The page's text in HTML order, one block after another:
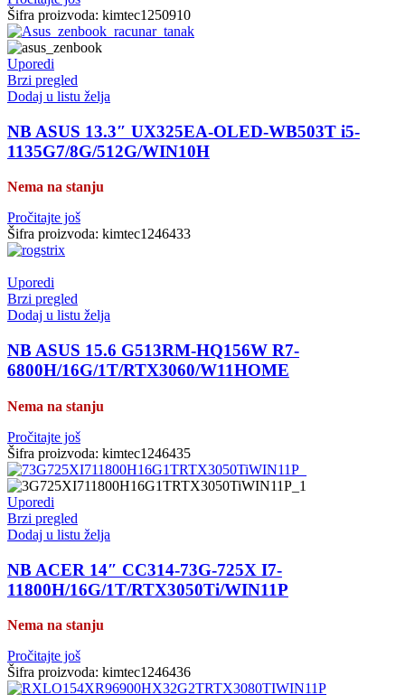
Šifra proizvoda: kimtec1250910
Uporedi
Brzi pregled
Dodaj u listu želja
NB ASUS 13.3″ UX325EA-OLED-WB503T i5-
1135G7/8G/512G/WIN10H
Nema na stanju
Pročitajte još
Šifra proizvoda: kimtec1246433
Uporedi
Brzi pregled
Dodaj u listu želja
NB ASUS 15.6 G513RM-HQ156W R7-
6800H/16G/1T/RTX3060/W11HOME
Nema na stanju
Pročitajte još
Šifra proizvoda: kimtec1246435
Uporedi
Brzi pregled
Dodaj u listu želja
NB ACER 14″ CC314-73G-725X I7-
11800H/16G/1T/RTX3050Ti/WIN11P
Nema na stanju
Pročitajte još
Šifra proizvoda: kimtec1246436